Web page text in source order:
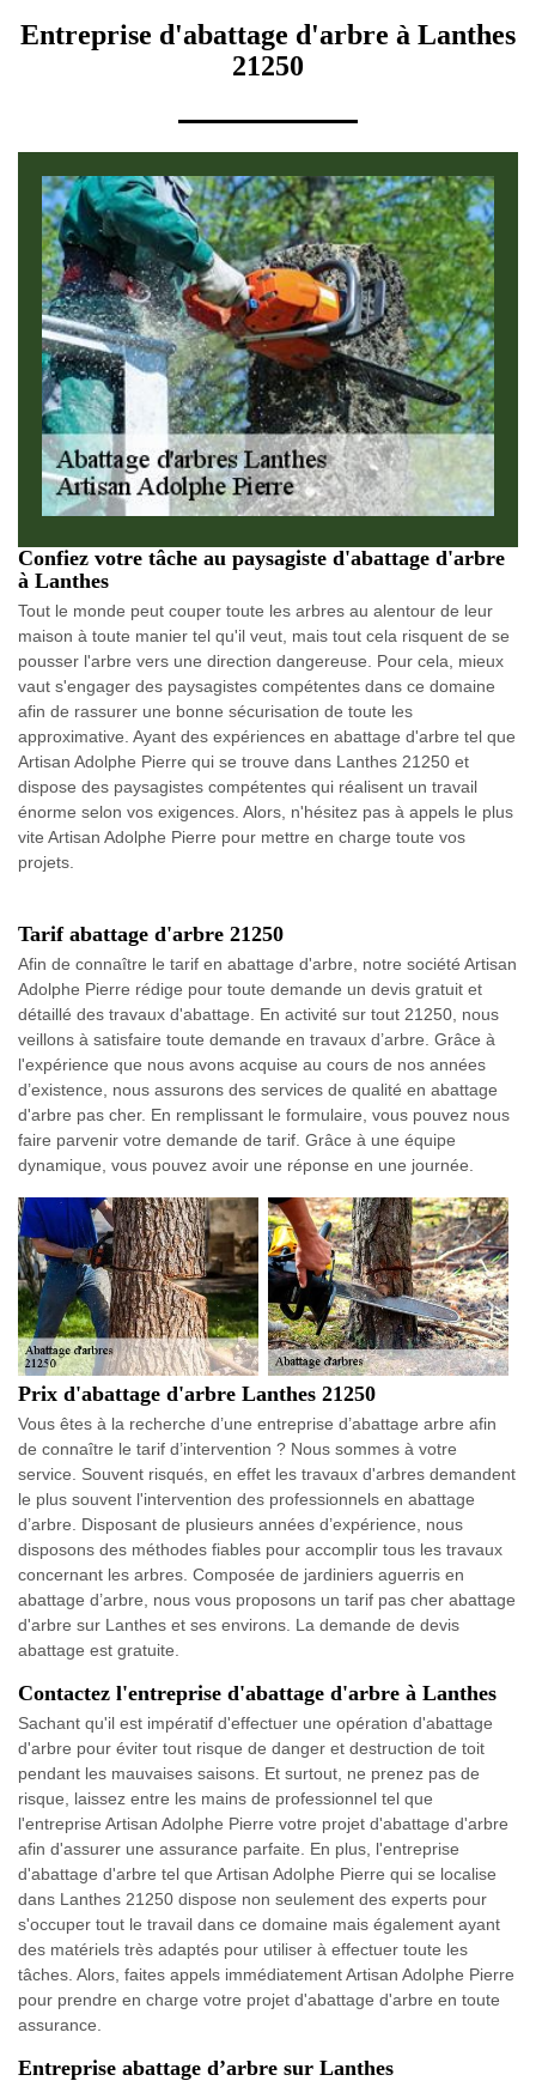
Entreprise d'abattage d'arbre à Lanthes
21250
Confiez votre tâche au paysagiste d'abattage d'arbre
à Lanthes
Tout le monde peut couper toute les arbres au alentour de leur
maison à toute manier tel qu'il veut, mais tout cela risquent de se
pousser l'arbre vers une direction dangereuse. Pour cela, mieux
vaut s'engager des paysagistes compétentes dans ce domaine
afin de rassurer une bonne sécurisation de toute les
approximative. Ayant des expériences en abattage d'arbre tel que
Artisan Adolphe Pierre qui se trouve dans Lanthes 21250 et
dispose des paysagistes compétentes qui réalisent un travail
énorme selon vos exigences. Alors, n'hésitez pas à appels le plus
vite Artisan Adolphe Pierre pour mettre en charge toute vos
projets.
Tarif abattage d'arbre 21250
Afin de connaître le tarif en abattage d'arbre, notre société Artisan
Adolphe Pierre rédige pour toute demande un devis gratuit et
détaillé des travaux d'abattage. En activité sur tout 21250, nous
veillons à satisfaire toute demande en travaux d’arbre. Grâce à
l'expérience que nous avons acquise au cours de nos années
d’existence, nous assurons des services de qualité en abattage
d'arbre pas cher. En remplissant le formulaire, vous pouvez nous
faire parvenir votre demande de tarif. Grâce à une équipe
dynamique, vous pouvez avoir une réponse en une journée.
Prix d'abattage d'arbre Lanthes 21250
Vous êtes à la recherche d’une entreprise d’abattage arbre afin
de connaître le tarif d’intervention ? Nous sommes à votre
service. Souvent risqués, en effet les travaux d'arbres demandent
le plus souvent l'intervention des professionnels en abattage
d’arbre. Disposant de plusieurs années d’expérience, nous
disposons des méthodes fiables pour accomplir tous les travaux
concernant les arbres. Composée de jardiniers aguerris en
abattage d’arbre, nous vous proposons un tarif pas cher abattage
d'arbre sur Lanthes et ses environs. La demande de devis
abattage est gratuite.
Contactez l'entreprise d'abattage d'arbre à Lanthes
Sachant qu'il est impératif d'effectuer une opération d'abattage
d'arbre pour éviter tout risque de danger et destruction de toit
pendant les mauvaises saisons. Et surtout, ne prenez pas de
risque, laissez entre les mains de professionnel tel que
l'entreprise Artisan Adolphe Pierre votre projet d'abattage d'arbre
afin d'assurer une assurance parfaite. En plus, l'entreprise
d'abattage d'arbre tel que Artisan Adolphe Pierre qui se localise
dans Lanthes 21250 dispose non seulement des experts pour
s'occuper tout le travail dans ce domaine mais également ayant
des matériels très adaptés pour utiliser à effectuer toute les
tâches. Alors, faites appels immédiatement Artisan Adolphe Pierre
pour prendre en charge votre projet d'abattage d'arbre en toute
assurance.
Entreprise abattage d’arbre sur Lanthes